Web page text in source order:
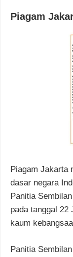
Piagam
Piagam Jakarta
dasar negara
Panitia
pada tanggal 22
kaum
Panitia